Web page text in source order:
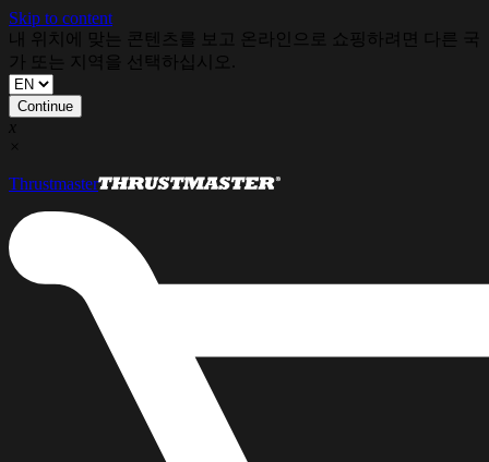
Skip to content
내 위치에 맞는 콘텐츠를 보고 온라인으로 쇼핑하려면 다른 국
가 또는 지역을 선택하십시오.
Continue
x
×
Thrustmaster